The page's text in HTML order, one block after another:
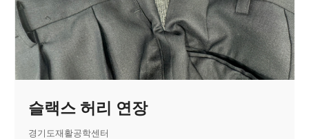
슬랙스 허리 연장
경기도재활공학센터